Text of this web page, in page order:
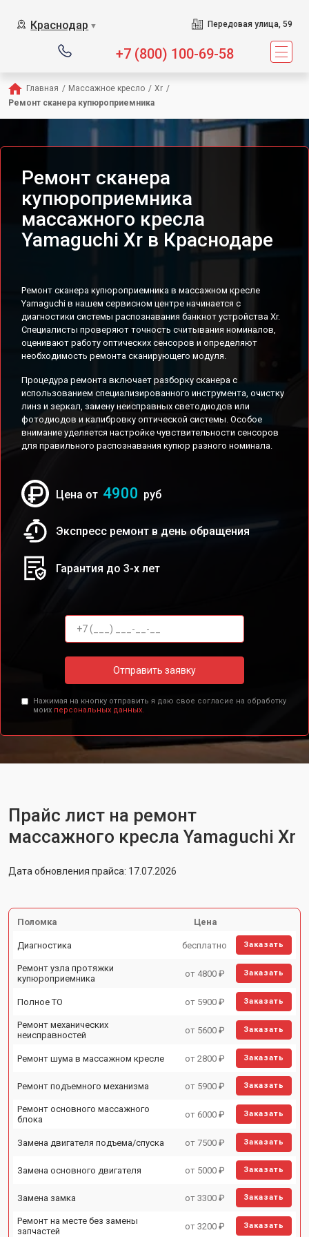
Краснодар ▼ Передовая улица, 59
+7 (800) 100-69-58
Главная / Массажное кресло / Xr /
Ремонт сканера купюроприемника
Ремонт сканера
купюроприемника
массажного кресла
Yamaguchi Xr в Краснодаре
Ремонт сканера купюроприемника в массажном кресле
Yamaguchi в нашем сервисном центре начинается с
диагностики системы распознавания банкнот устройства Xr.
Специалисты проверяют точность считывания номиналов,
оценивают работу оптических сенсоров и определяют
необходимость ремонта сканирующего модуля.
Процедура ремонта включает разборку сканера с
использованием специализированного инструмента, очистку
линз и зеркал, замену неисправных светодиодов или
фотодиодов и калибровку оптической системы. Особое
внимание уделяется настройке чувствительности сенсоров
для правильного распознавания купюр разного номинала.
Цена от 4900 руб
Экспресс ремонт в день обращения
Гарантия до 3-х лет
Отправить заявку
Нажимая на кнопку отправить я даю свое согласие на обработку
моих персональных данных.
Прайс лист на ремонт
массажного кресла Yamaguchi Xr
Дата обновления прайса: 17.07.2026
Поломка Цена
Диагностика бесплатно Заказать
Ремонт узла протяжки
купюроприемника
от 4800 ₽ Заказать
Полное ТО от 5900 ₽ Заказать
Ремонт механических
неисправностей
от 5600 ₽ Заказать
Ремонт шума в массажном кресле от 2800 ₽ Заказать
Ремонт подъемного механизма от 5900 ₽ Заказать
Ремонт основного массажного
блока
от 6000 ₽ Заказать
Замена двигателя подъема/спуска от 7500 ₽ Заказать
Замена основного двигателя от 5000 ₽ Заказать
Замена замка от 3300 ₽ Заказать
Ремонт на месте без замены
запчастей
от 3200 ₽ Заказать